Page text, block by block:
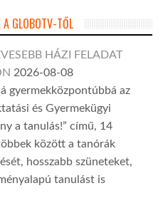
GLOBOTV-TŐL
HÁZI FELADAT
2026-08-08
gyermekközpontúbbá az
és Gyermekügyi
a tanulás!” című, 14
között a tanórák
hosszabb szüneteket,
tanulást is